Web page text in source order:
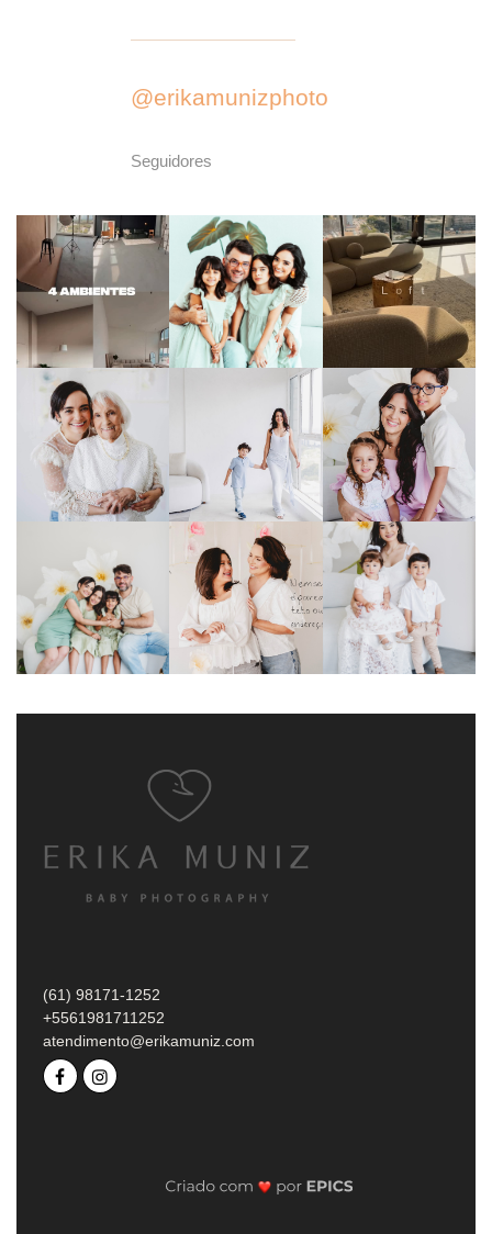
@erikamunizphoto
Seguidores
(61) 98171-1252
+5561981711252
atendimento@erikamuniz.com